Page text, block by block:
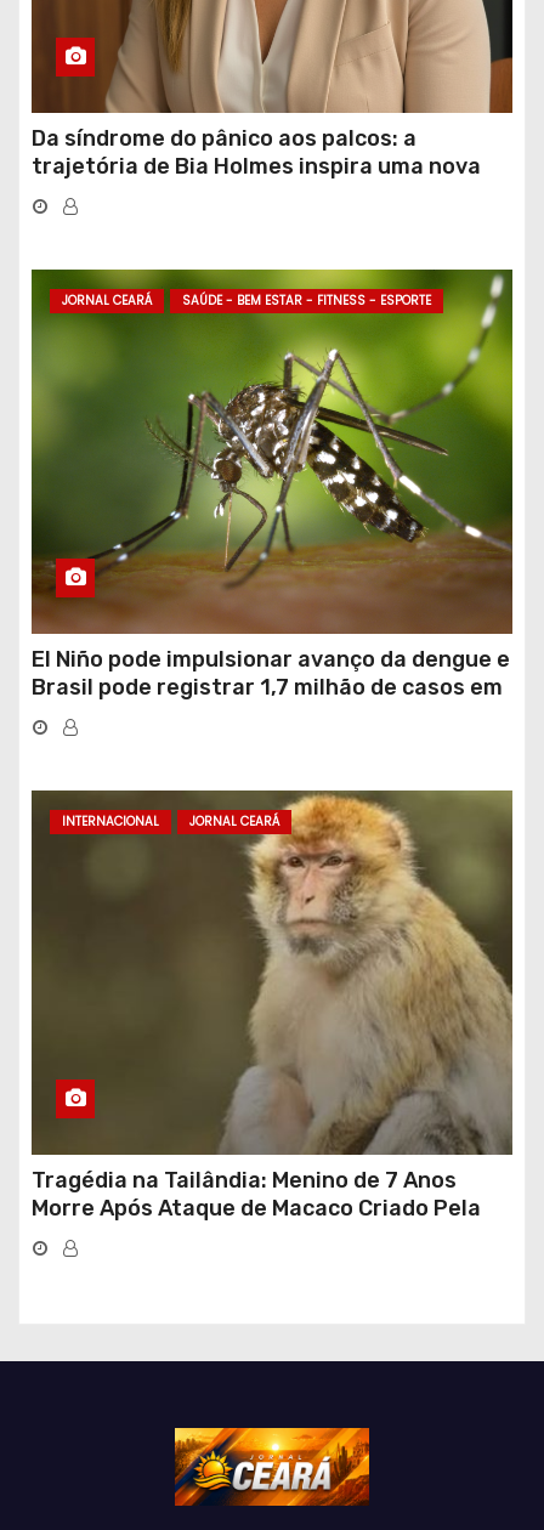
Da síndrome do pânico aos palcos: a
trajetória de Bia Holmes inspira uma nova
geração de mulheres líderes
JORNAL CEARÁ SAÚDE - BEM ESTAR - FITNESS - ESPORTE
El Niño pode impulsionar avanço da dengue e
Brasil pode registrar 1,7 milhão de casos em
2027
INTERNACIONAL JORNAL CEARÁ
Tragédia na Tailândia: Menino de 7 Anos
Morre Após Ataque de Macaco Criado Pela
Própria Família